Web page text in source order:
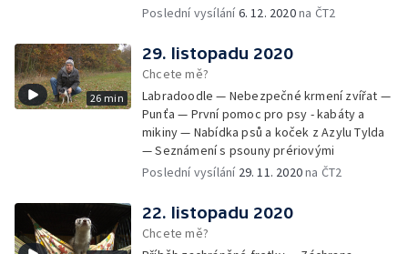
labradorka Terezka
Poslední vysílání6. 12. 2020na ČT2
26 min
29. listopadu 2020
Chcete mě?
Labradoodle — Nebezpečné krmení zvířat —
Punťa — První pomoc pro psy - kabáty a
mikiny — Nabídka psů a koček z Azylu Tylda
— Seznámení s psouny prériovými
Poslední vysílání 29. 11. 2020na ČT2
22. listopadu 2020
Chcete mě?